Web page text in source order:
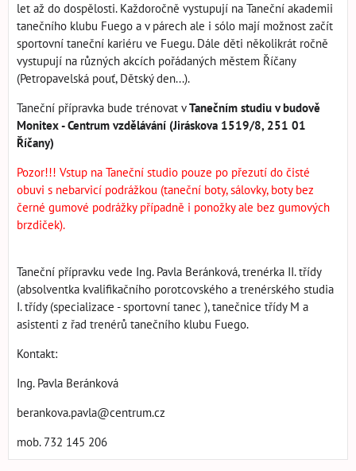
let až do dospělosti. Každoročně vystupují na Taneční akademii
tanečního klubu Fuego a v párech ale i sólo mají možnost začít
sportovní taneční kariéru ve Fuegu. Dále děti několikrát ročně
vystupují na různých akcích pořádaných městem Říčany
(Petropavelská pouť, Dětský den...).
Taneční přípravka bude trénovat vTanečním studiu v budově
Monitex - Centrum vzdělávání (Jiráskova 1519/8, 251 01
Říčany)
Pozor!!! Vstup na Taneční studio pouze po přezutí do čisté
obuvi s nebarvicí podrážkou (taneční boty, sálovky, boty bez
černé gumové podrážky případně i ponožky ale bez gumových
brzdiček).
Taneční přípravku vede Ing. Pavla Beránková, trenérka II. třídy
(absolventka kvalifikačního porotcovského a trenérského studia
I. třídy (specializace - sportovní tanec ), tanečnice třídy M a
asistenti z řad trenérů tanečního klubu Fuego.
Kontakt:
Ing. Pavla Beránková
berankova.pavla@centrum.cz
mob. 732 145 206